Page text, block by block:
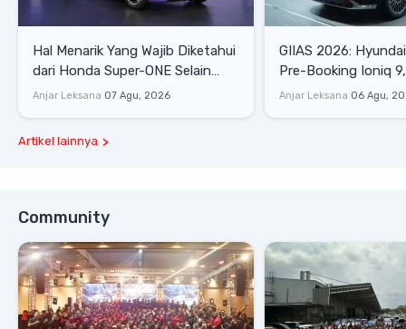
Hal Menarik Yang Wajib Diketahui
dari Honda Super-ONE Selain
Harga
Anjar Leksana 07 Agu, 2026
GIIAS 2026:
Pre-Booking Ioniq
Rp1,49 Miliar
Anjar Leksana 06 Agu,
Artikel lainnya
Community